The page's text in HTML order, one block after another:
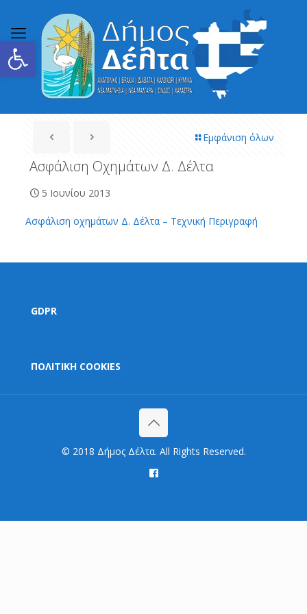
Ανοίξτε τη γραμμή εργαλείων
Εμφάνιση όλων
Ασφάλιση Οχημάτων Δ. Δέλτα
5 Ιουνίου 2013
Ασφάλιση οχημάτων Δ. Δέλτα – Τεχνική Περιγραφή
GDPR
ΠΟΛΙΤΙΚΗ COOKIES
© 2018 Δήμος Δέλτα. All Rights Reserved.